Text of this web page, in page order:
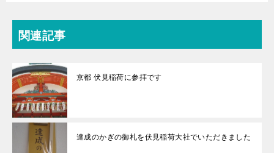
関連記事
京都 伏見稲荷に参拝です
達成のかぎの御札を伏見稲荷大社でいただきました